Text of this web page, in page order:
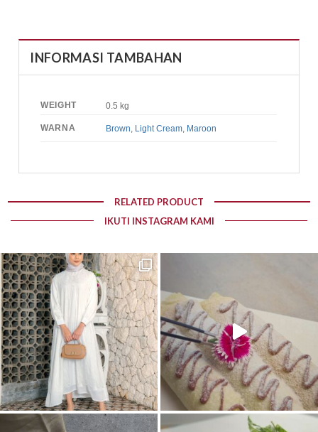
INFORMASI TAMBAHAN
WEIGHT 0.5 kg
WARNA Brown Light Cream Maroon
RELATED PRODUCT
IKUTI INSTAGRAM KAMI